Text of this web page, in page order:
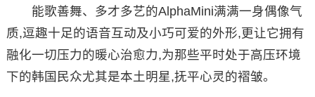
能歌善舞、多才多艺的AlphaMini满满一身偶像气
质,逗趣十足的语音互动及小巧可爱的外形,更让它拥有
融化一切压力的暖心治愈力,为那些平时处于高压环境
下的韩国民众尤其是本土明星,抚平心灵的褶皱。